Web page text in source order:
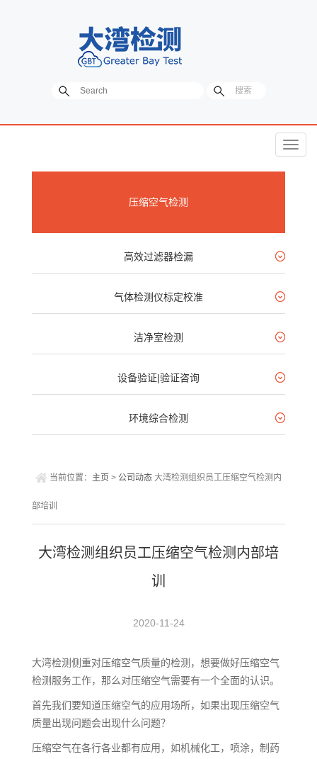
菜
压缩空气检测
高效过滤器检漏
气体检测仪标定校准
洁净室检测
设备验证|验证咨询
环境综合检测
当前位置： 主页 > 公司动态 大湾检测组织员工压缩空气检测内
部培训
大湾检测组织员工压缩空气检测内部培
训
2020-11-24
大湾检测侧重对压缩空气质量的检测，想要做好压缩空气
检测服务工作，那么对压缩空气需要有一个全面的认识。
首先我们要知道压缩空气的应用场所，如果出现压缩空气
质量出现问题会出现什么问题？
压缩空气在各行各业都有应用，如机械化工，喷涂，制药